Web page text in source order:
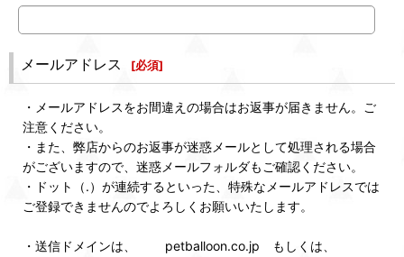
メールアドレス [必須]
・メールアドレスをお間違えの場合はお返事が届きません。ご
注意ください。
・また、弊店からのお返事が迷惑メールとして処理される場合
がございますので、迷惑メールフォルダもご確認ください。
・ドット（.）が連続するといった、特殊なメールアドレスでは
ご登録できませんのでよろしくお願いいたします。
・送信ドメインは、 petballoon.co.jp もしくは、